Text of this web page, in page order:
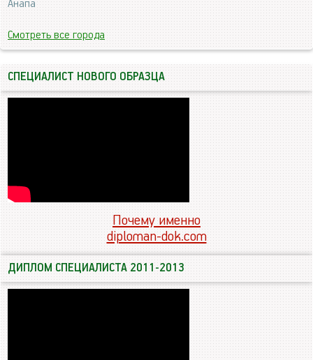
Анапа
Смотреть все города
СПЕЦИАЛИСТ НОВОГО ОБРАЗЦА
Почему именно
diploman-dok.com
ДИПЛОМ СПЕЦИАЛИСТА 2011-2013